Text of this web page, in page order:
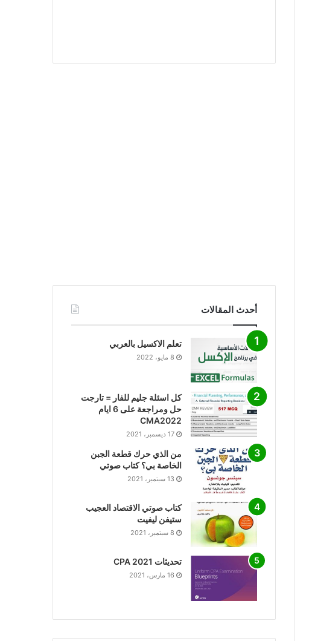
أحدث المقالات
تعلم الاكسيل بالعربي
8 مايو، 2022
كل اسئلة جليم للفار = تارجت
حل ومراجعة على 6 ايام
CMA2022
17 ديسمبر، 2021
من الذي حرك قطعة الجبن
الخاصة بي؟ كتاب صوتي
13 سبتمبر، 2021
كتاب صوتي الاقتصاد العجيب
ستيفن ليفيت
8 سبتمبر، 2021
تحديثات CPA 2021
16 مارس، 2021